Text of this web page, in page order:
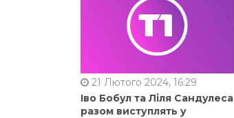
21 Лютого 2024, 16:29
Іво Бобул та Ліля Сандулеса
разом виступлять у